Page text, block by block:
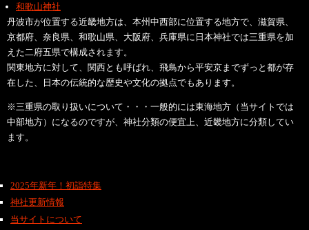
和歌山神社
丹波市が位置する近畿地方は、本州中西部に位置する地方で、滋賀県、
京都府、奈良県、和歌山県、大阪府、兵庫県に日本神社では三重県を加
えた二府五県で構成されます。
関東地方に対して、関西とも呼ばれ、飛鳥から平安京までずっと都が存
在した、日本の伝統的な歴史や文化の拠点でもあります。
※三重県の取り扱いについて・・・一般的には東海地方（当サイトでは
中部地方）になるのですが、神社分類の便宜上、近畿地方に分類してい
ます。
2025年新年！初詣特集
神社更新情報
当サイトについて